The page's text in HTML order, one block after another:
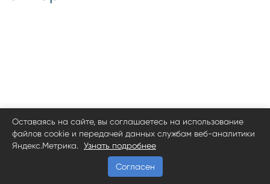
Оставаясь на сайте, вы соглашаетесь на использование
файлов cookie и передачей данных службам веб-аналитики
Яндекс.Метрика.
Узнать подробнее
Согласен